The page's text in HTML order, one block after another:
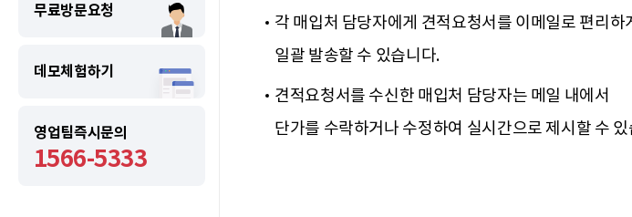
무료방문요청
데모체험하기
영업팀즉시문의
1566-5333
각 매입처 담당자에게 견적요청서를 이메일로 편리하
일괄 발송할 수 있습니다.
견적요청서를 수신한 매입처 담당자는 메일 내에서
단가를 수락하거나 수정하여 실시간으로 제시할 수